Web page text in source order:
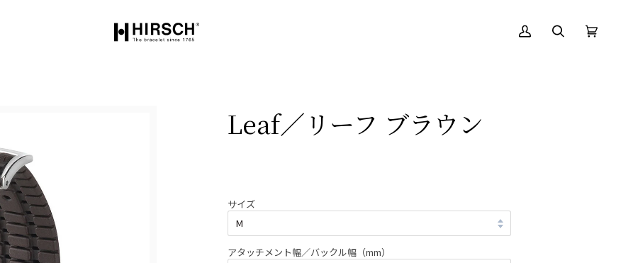
ア
絞
カ
Leaf／リーフ ブラウン
サイズ
アタッチメント幅／バックル幅（mm）